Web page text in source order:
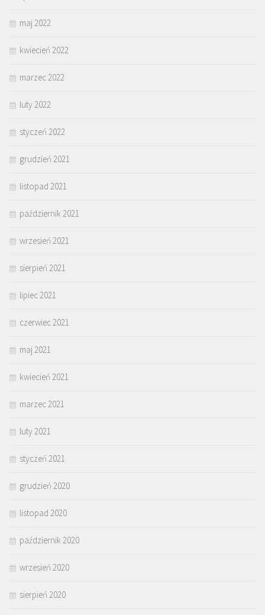
maj 2022
kwiecień 2022
marzec 2022
luty 2022
styczeń 2022
grudzień 2021
listopad 2021
październik 2021
wrzesień 2021
sierpień 2021
lipiec 2021
czerwiec 2021
maj 2021
kwiecień 2021
marzec 2021
luty 2021
styczeń 2021
grudzień 2020
listopad 2020
październik 2020
wrzesień 2020
sierpień 2020